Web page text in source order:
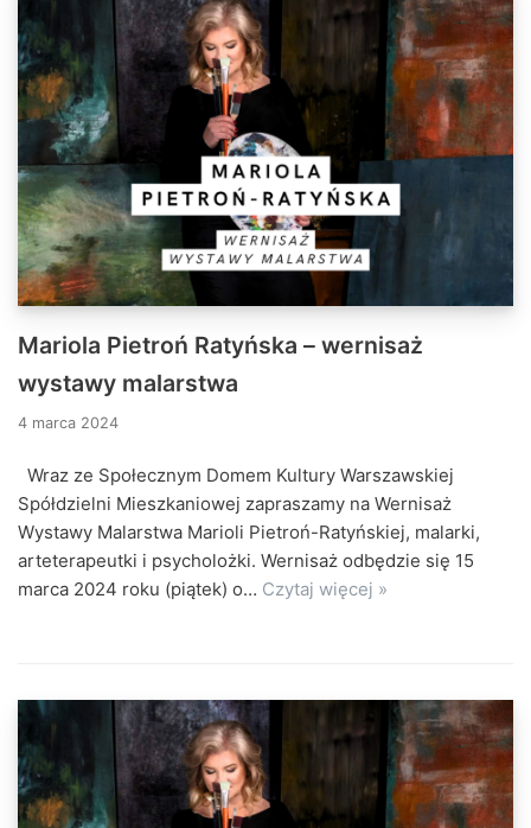
Mariola Pietroń Ratyńska – wernisaż
wystawy malarstwa
4 marca 2024
Wraz ze Społecznym Domem Kultury Warszawskiej
Spółdzielni Mieszkaniowej zapraszamy na Wernisaż
Wystawy Malarstwa Marioli Pietroń-Ratyńskiej, malarki,
arteterapeutki i psycholożki. Wernisaż odbędzie się 15
marca 2024 roku (piątek) o… Czytaj więcej »